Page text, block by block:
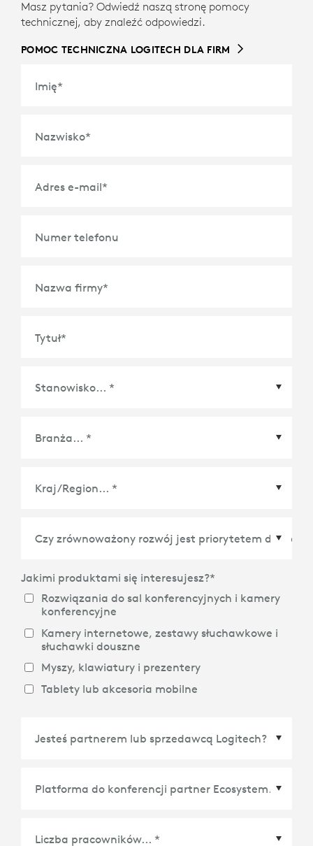
INFORMACJE O PRZETWORZONYCH TWORZYWACH
SZTUCZNYCH
Masz pytania? Odwiedź naszą stronę pomocy
technicznej, aby znaleźć odpowiedzi.
POMOC TECHNICZNA LOGITECH DLA FIRM
Imię*
Nazwisko*
Adres e-mail*
Numer telefonu
Nazwa firmy*
Tytuł*
Jakimi produktami się interesujesz?*
Rozwiązania do sal konferencyjnych i kamery
konferencyjne
Kamery internetowe, zestawy słuchawkowe i
słuchawki douszne
Myszy, klawiatury i prezentery
Tablety lub akcesoria mobilne